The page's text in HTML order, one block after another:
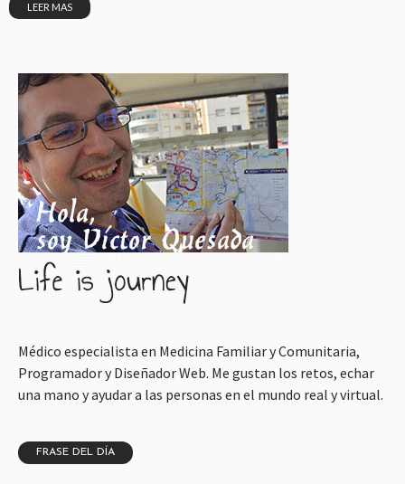
LEER MAS
Médico especialista en Medicina Familiar y Comunitaria,
Programador y Diseñador Web. Me gustan los retos, echar
una mano y ayudar a las personas en el mundo real y virtual.
FRASE DEL DÍA